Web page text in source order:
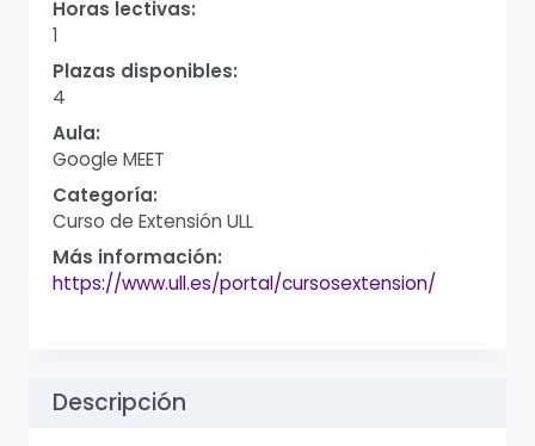
Horas lectivas:
1
Plazas disponibles:
4
Aula:
Google MEET
Categoría:
Curso de Extensión ULL
Más información:
https://www.ull.es/portal/cursosextension/
Descripción